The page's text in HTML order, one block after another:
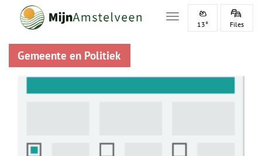
Toggle navigation
13° Files
Gemeente en Politiek